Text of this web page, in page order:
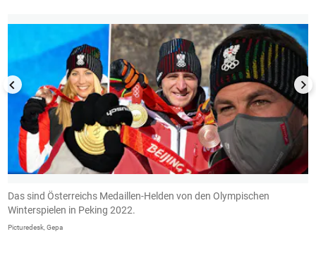
Das sind Österreichs Medaillen-Helden von den Olympischen
Winterspielen in Peking 2022.
Picturedesk, Gepa